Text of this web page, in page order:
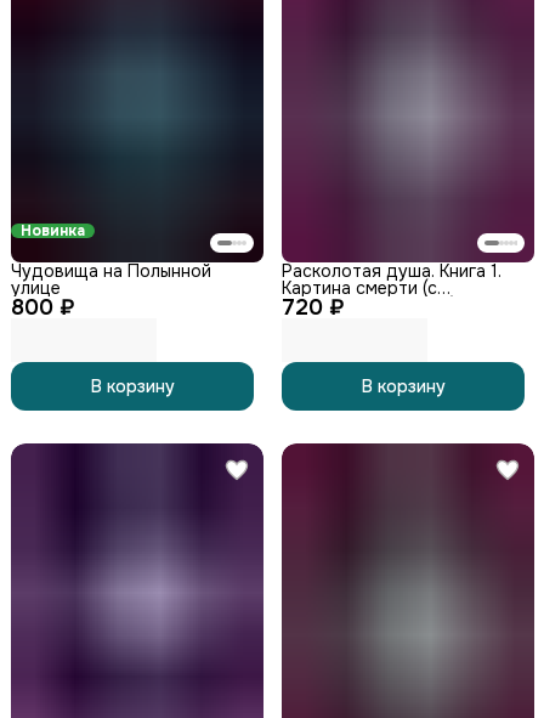
Новинка
800 ₽
Чудовища на Полынной
улице
В корзину
720 ₽
Расколотая душа. Книга 1.
Картина смерти (с
автографом автора)
В корзину